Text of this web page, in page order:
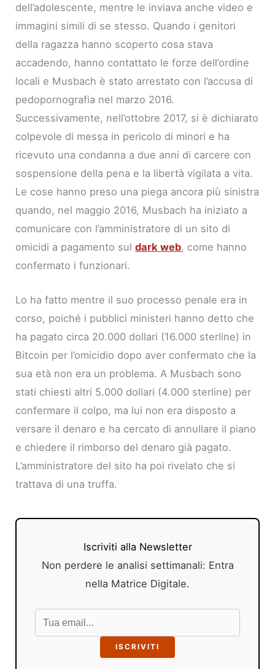
dell’adolescente, mentre le inviava anche video e
immagini simili di se stesso. Quando i genitori
della ragazza hanno scoperto cosa stava
accadendo, hanno contattato le forze dell’ordine
locali e Musbach è stato arrestato con l’accusa di
pedopornografia nel marzo 2016.
Successivamente, nell’ottobre 2017, si è dichiarato
colpevole di messa in pericolo di minori e ha
ricevuto una condanna a due anni di carcere con
sospensione della pena e la libertà vigilata a vita.
Le cose hanno preso una piega ancora più sinistra
quando, nel maggio 2016, Musbach ha iniziato a
comunicare con l’amministratore di un sito di
omicidi a pagamento suldark web, come hanno
confermato i funzionari.
Lo ha fatto mentre il suo processo penale era in
corso, poiché i pubblici ministeri hanno detto che
ha pagato circa 20.000 dollari (16.000 sterline) in
Bitcoin per l’omicidio dopo aver confermato che la
sua età non era un problema. A Musbach sono
stati chiesti altri 5.000 dollari (4.000 sterline) per
confermare il colpo, ma lui non era disposto a
versare il denaro e ha cercato di annullare il piano
e chiedere il rimborso del denaro già pagato.
L’amministratore del sito ha poi rivelato che si
trattava di una truffa.
Iscriviti alla Newsletter
Non perdere le analisi settimanali: Entra
nella Matrice Digitale.
ISCRIVITI